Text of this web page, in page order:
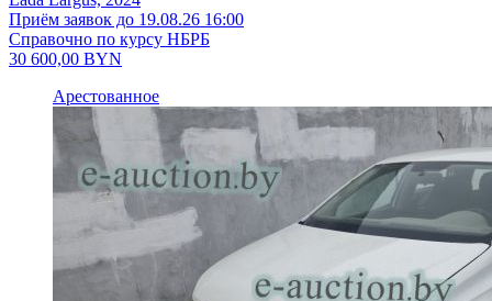
Приём заявок до 19.08.26 16:00
Справочно по курсу НБРБ
30 600,00 BYN
Арестованное